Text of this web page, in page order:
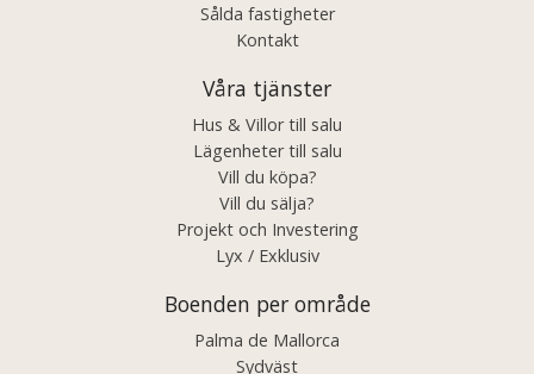
Sålda fastigheter
Kontakt
Våra tjänster
Hus & Villor till salu
Lägenheter till salu
Vill du köpa?
Vill du sälja?
Projekt och Investering
Lyx / Exklusiv
Boenden per område
Palma de Mallorca
Sydväst